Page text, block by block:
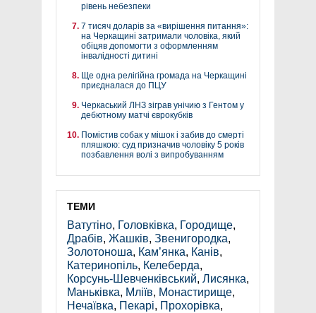
рівень небезпеки
7 тисяч доларів за «вирішення питання»:
на Черкащині затримали чоловіка, який
обіцяв допомогти з оформленням
інвалідності дитині
Ще одна релігійна громада на Черкащині
приєдналася до ПЦУ
Черкаський ЛНЗ зіграв унічию з Гентом у
дебютному матчі єврокубків
Помістив собак у мішок і забив до смерті
пляшкою: суд призначив чоловіку 5 років
позбавлення волі з випробуванням
ТЕМИ
Ватутіно, Головківка, Городище,
Драбів, Жашків, Звенигородка,
Золотоноша, Кам’янка, Канів,
Катеринопіль, Келеберда,
Корсунь-Шевченківський, Лисянка,
Маньківка, Мліїв, Монастирище,
Нечаївка, Пекарі, Прохорівка,